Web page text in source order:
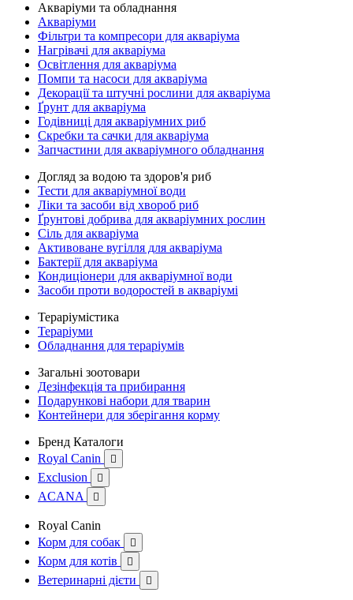
Акваріуми та обладнання
Акваріуми
Фільтри та компресори для акваріума
Нагрівачі для акваріума
Освітлення для акваріума
Помпи та насоси для акваріума
Декорації та штучні рослини для акваріума
Ґрунт для акваріума
Годівниці для акваріумних риб
Скребки та сачки для акваріума
Запчастини для акваріумного обладнання
Догляд за водою та здоров'я риб
Тести для акваріумної води
Ліки та засоби від хвороб риб
Ґрунтові добрива для акваріумних рослин
Сіль для акваріума
Активоване вугілля для акваріума
Бактерії для акваріума
Кондиціонери для акваріумної води
Засоби проти водоростей в акваріумі
Тераріумістика
Тераріуми
Обладнання для тераріумів
Загальні зоотовари
Дезінфекція та прибирання
Подарункові набори для тварин
Контейнери для зберігання корму
Бренд Каталоги
Royal Canin

Exclusion 
ACANA 
Royal Canin
Корм для собак

Корм для котів 
Ветеринарні дієти 